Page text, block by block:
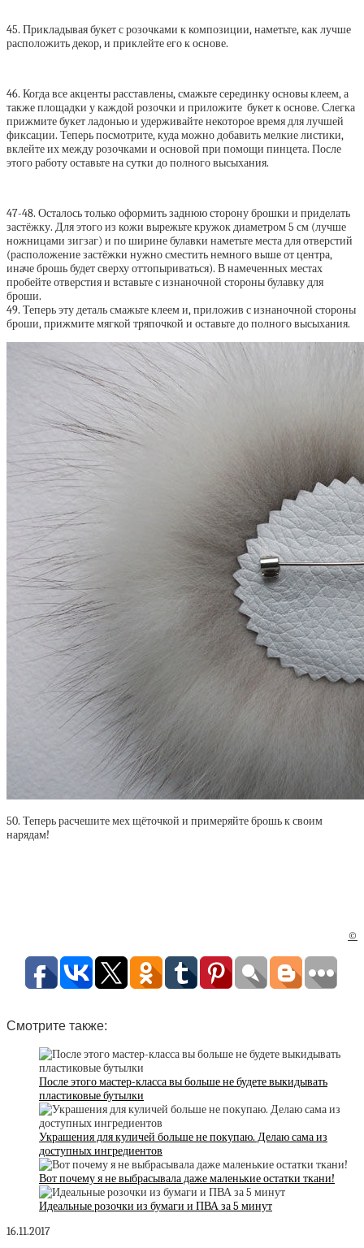
45. Прикладывая букет с розочками к композиции, наметьте, как лучше
расположить декор, и приклейте его к основе.
46. Когда все акценты расставлены, смажьте серединку основы клеем, а
также площадки у каждой розочки и приложите букет к основе. Слегка
прижмите букет ладонью и удерживайте некоторое время для лучшей
фиксации. Теперь посмотрите, куда можно добавить мелкие листики,
вклейте их между розочками и основой при помощи пинцета. После
этого работу оставьте на сутки до полного высыхания.
47-48. Осталось только оформить заднюю сторону брошки и приделать
застёжку. Для этого из кожи вырежьте кружок диаметром 5 см (лучше
ножницами зигзаг) и по ширине булавки наметьте места для отверстий
(расположение застёжки нужно сместить немного выше от центра,
иначе брошь будет сверху оттопыриваться). В намеченных местах
пробейте отверстия и вставьте с изнаночной стороны булавку для
броши.
49. Теперь эту деталь смажьте клеем и, приложив с изнаночной стороны
броши, прижмите мягкой тряпочкой и оставьте до полного высыхания.
50. Теперь расчешите мех щёточкой и примеряйте брошь к своим
нарядам!
©
Смотрите также:
После этого мастер-класса вы больше не будете выкидывать
пластиковые бутылки
Украшения для куличей больше не покупаю. Делаю сама из
доступных ингредиентов
Вот почему я не выбрасывала даже маленькие остатки ткани!
Идеальные розочки из бумаги и ПВА за 5 минут
16.11.2017